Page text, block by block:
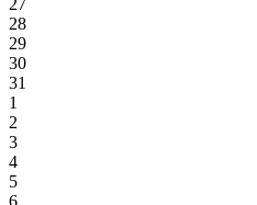
27
28
29
30
31
1
2
3
4
5
6